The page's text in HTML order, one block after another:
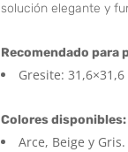
solución elegante y
Recomendado para
Gresite:
Colores disponibles:
Arce, Beige y Gris.